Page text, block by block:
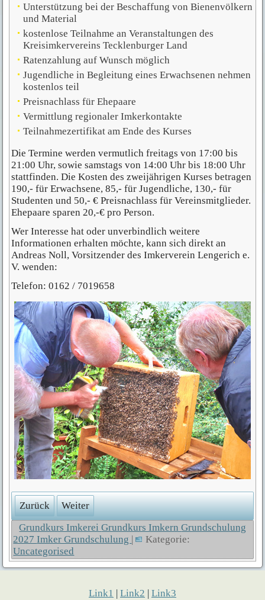
Unterstützung bei der Beschaffung von Bienenvölkern
und Material
kostenlose Teilnahme an Veranstaltungen des
Kreisimkervereins Tecklenburger Land
Ratenzahlung auf Wunsch möglich
Jugendliche in Begleitung eines Erwachsenen nehmen
kostenlos teil
Preisnachlass für Ehepaare
Vermittlung regionaler Imkerkontakte
Teilnahmezertifikat am Ende des Kurses
Die Termine werden vermutlich freitags von 17:00 bis
21:00 Uhr, sowie samstags von 14:00 Uhr bis 18:00 Uhr
stattfinden. Die Kosten des zweijährigen Kurses betragen
190,- für Erwachsene, 85,- für Jugendliche, 130,- für
Studenten und 50,- € Preisnachlass für Vereinsmitglieder.
Ehepaare sparen 20,-€ pro Person.
Wer Interesse hat oder unverbindlich weitere
Informationen erhalten möchte, kann sich direkt an
Andreas Noll, Vorsitzender desImkerverein Lengerich e.
V. wenden:
Telefon: 0162 / 7019658
Zurück
Weiter
Grundkurs ImkereiGrundkurs ImkernGrundschulung
2027Imker Grundschulung |
Kategorie:
Uncategorised
Link1 Link2
Link3